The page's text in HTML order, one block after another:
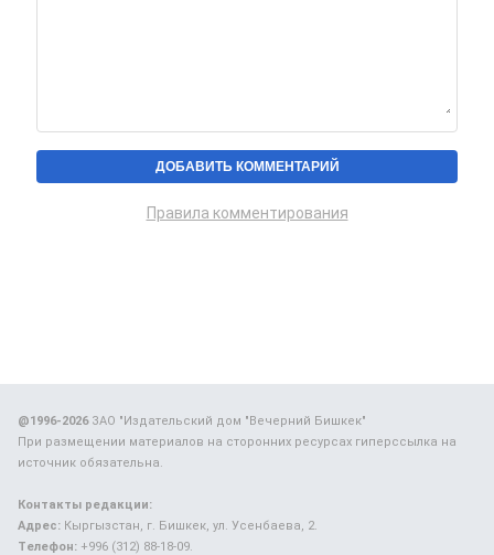
Правила комментирования
@1996-2026ЗАО "Издательский дом "Вечерний Бишкек"
При размещении материалов на сторонних ресурсах гиперссылка на
источник обязательна.
Контакты редакции:
Адрес: Кыргызстан, г. Бишкек, ул. Усенбаева, 2.
Телефон: +996 (312) 88-18-09.